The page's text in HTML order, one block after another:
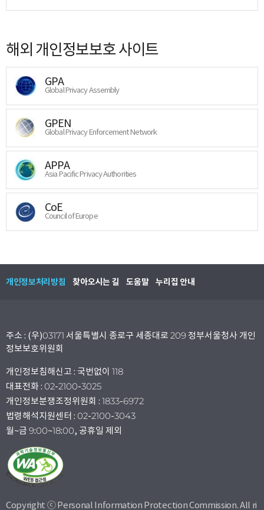
해외 개인정보보호 사이트
GPA
Global Privacy Assembly
GPEN
Global Privacy Enforcement Network
APPA
Asia Pacific Privacy Authorities
CoE
Council of Europe
개인정보처리방침 찾아오시는 길 도움말 누리집 안내
주소 : (우)03171 서울특별시 종로구 세종대로 209 정부서울청사 개인
정보보호위원회
개인정보침해신고 : 국번없이 118
대표전화 : 02-2100-3025
개인정보분쟁조정위원회 : 1833-6972
법령해석지원센터 : 02-2100-3043
월~금 9:00~18:00, 공휴일 제외
Copyright ⓒ Personal Information Protection Commission. All ri